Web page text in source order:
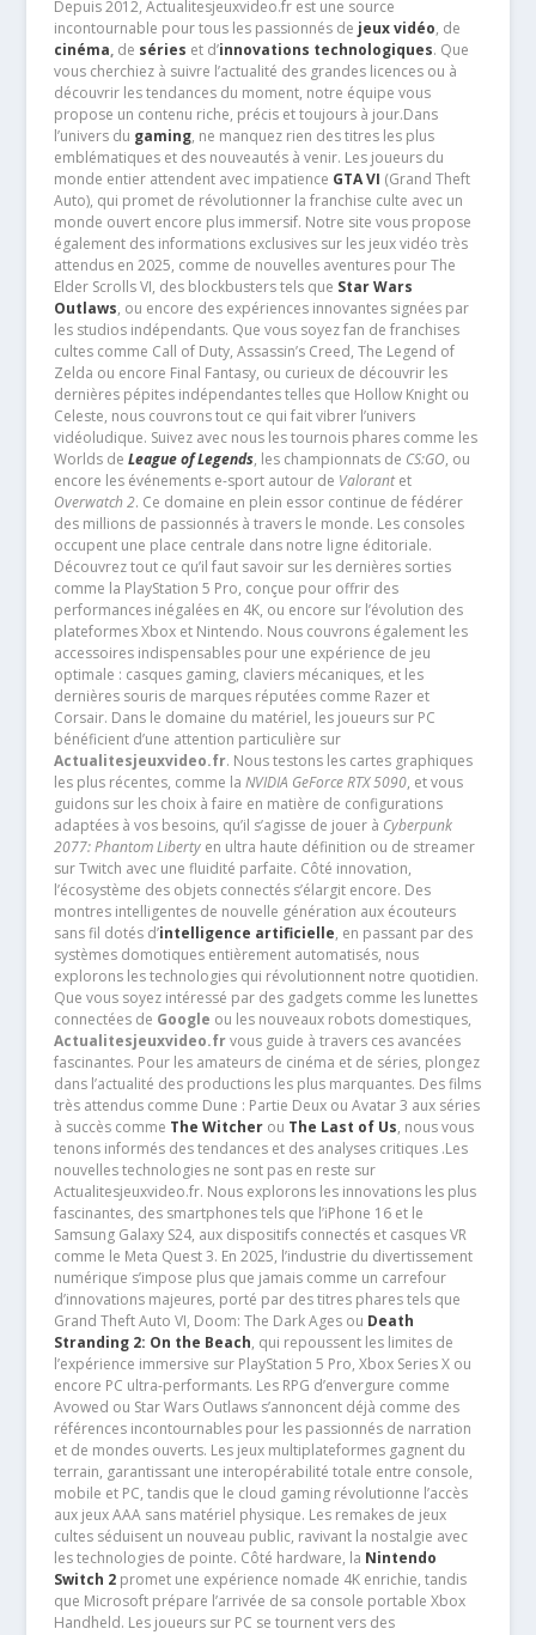
Depuis 2012, Actualitesjeuxvideo.fr est une source
incontournable pour tous les passionnés de jeux vidéo, de
cinéma,de séries et d’innovations technologiques. Que
vous cherchiez à suivre l’actualité des grandes licences ou à
découvrir les tendances du moment, notre équipe vous
propose un contenu riche, précis et toujours à jour.Dans
l’univers du gaming, ne manquez rien des titres les plus
emblématiques et des nouveautés à venir. Les joueurs du
monde entier attendent avec impatience GTA VI (Grand Theft
Auto), qui promet de révolutionner la franchise culte avec un
monde ouvert encore plus immersif. Notre site vous propose
également des informations exclusives sur les jeux vidéo très
attendus en 2025, comme de nouvelles aventures pour The
Elder Scrolls VI, des blockbusters tels que Star Wars
Outlaws, ou encore des expériences innovantes signées par
les studios indépendants. Que vous soyez fan de franchises
cultes comme Call of Duty, Assassin’s Creed, The Legend of
Zelda ou encore Final Fantasy, ou curieux de découvrir les
dernières pépites indépendantes telles que Hollow Knight ou
Celeste, nous couvrons tout ce qui fait vibrer l’univers
vidéoludique. Suivez avec nous les tournois phares comme les
Worlds de League of Legends, les championnats de CS:GO, ou
encore les événements e-sport autour de Valorantet
Overwatch 2. Ce domaine en plein essor continue de fédérer
des millions de passionnés à travers le monde. Les consoles
occupent une place centrale dans notre ligne éditoriale.
Découvrez tout ce qu’il faut savoir sur les dernières sorties
comme la PlayStation 5 Pro, conçue pour offrir des
performances inégalées en 4K, ou encore sur l’évolution des
plateformes Xbox et Nintendo. Nous couvrons également les
accessoires indispensables pour une expérience de jeu
optimale : casques gaming, claviers mécaniques, et les
dernières souris de marques réputées comme Razer et
Corsair. Dans le domaine du matériel, les joueurs sur PC
bénéficient d’une attention particulière sur
Actualitesjeuxvideo.fr. Nous testons les cartes graphiques
les plus récentes, comme la NVIDIA GeForce RTX 5090, et vous
guidons sur les choix à faire en matière de configurations
adaptées à vos besoins, qu’il s’agisse de jouer à Cyberpunk
2077: Phantom Libertyen ultra haute définition ou de streamer
sur Twitch avec une fluidité parfaite. Côté innovation,
l’écosystème des objets connectés s’élargit encore. Des
montres intelligentes de nouvelle génération aux écouteurs
sans fil dotés d’intelligence artificielle, en passant par des
systèmes domotiques entièrement automatisés, nous
explorons les technologies qui révolutionnent notre quotidien.
Que vous soyez intéressé par des gadgets comme les lunettes
connectées de Google ou les nouveaux robots domestiques,
Actualitesjeuxvideo.frvous guide à travers ces avancées
fascinantes. Pour les amateurs de cinéma et de séries, plongez
dans l’actualité des productions les plus marquantes. Des films
très attendus comme Dune : Partie Deux ou Avatar 3 aux séries
à succès comme The Witcherou The Last of Us, nous vous
tenons informés des tendances et des analyses critiques .Les
nouvelles technologies ne sont pas en reste sur
Actualitesjeuxvideo.fr. Nous explorons les innovations les plus
fascinantes, des smartphones tels que l’iPhone 16 et le
Samsung Galaxy S24, aux dispositifs connectés et casques VR
comme le Meta Quest 3. En 2025, l’industrie du divertissement
numérique s’impose plus que jamais comme un carrefour
d’innovations majeures, porté par des titres phares tels que
Grand Theft Auto VI, Doom: The Dark Ages ou Death
Stranding 2: On the Beach, qui repoussent les limites de
l’expérience immersive sur PlayStation 5 Pro, Xbox Series X ou
encore PC ultra-performants. Les RPG d’envergure comme
Avowed ou Star Wars Outlaws s’annoncent déjà comme des
références incontournables pour les passionnés de narration
et de mondes ouverts. Les jeux multiplateformes gagnent du
terrain, garantissant une interopérabilité totale entre console,
mobile et PC, tandis que le cloud gaming révolutionne l’accès
aux jeux AAA sans matériel physique. Les remakes de jeux
cultes séduisent un nouveau public, ravivant la nostalgie avec
les technologies de pointe. Côté hardware, la Nintendo
Switch 2promet une expérience nomade 4K enrichie, tandis
que Microsoft prépare l’arrivée de sa console portable Xbox
Handheld. Les joueurs sur PC se tournent vers des